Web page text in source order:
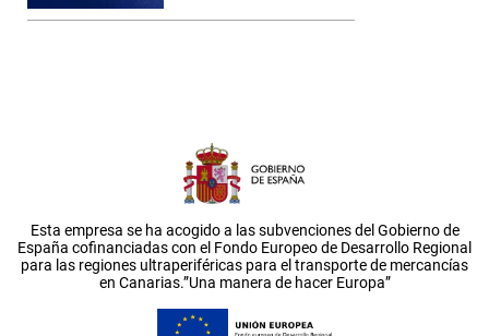
Esta empresa se ha acogido a las subvenciones del Gobierno de
España cofinanciadas con el Fondo Europeo de Desarrollo Regional
para las regiones ultraperiféricas para el transporte de mercancías
en Canarias.”Una manera de hacer Europa”